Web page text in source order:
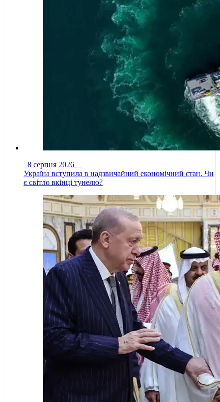
8 серпня 2026
Україна вступила в надзвичайний економічний стан. Чи
є світло вкінці тунелю?